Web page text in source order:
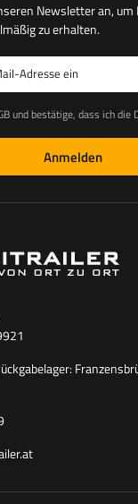
Newsletter an, um
zu erhalten.
Adresse ein
dass ich die Datenschutzerklärung
Anmelden